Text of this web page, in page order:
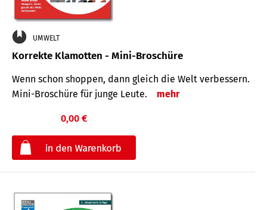
UMWELT
Korrekte Klamotten - Mini-Broschüre
Wenn schon shoppen, dann gleich die Welt verbessern.
Mini-Broschüre für junge Leute.
mehr
0,00 €